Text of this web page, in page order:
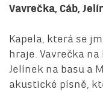
Vavrečka, Cáb,
Kapela, která se
hraje. Vavrečka
Jelínek na basu a
akustické písně,